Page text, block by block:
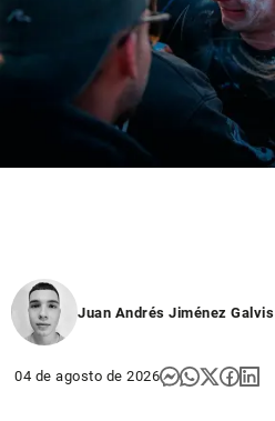
Juan Andrés Jiménez Galvis
04 de agosto de 2026